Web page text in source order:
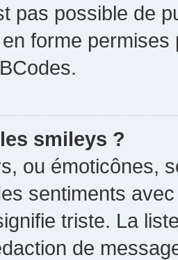
pas possible de
forme
smileys ?
ou émoticônes,
sentiments
triste. La
de